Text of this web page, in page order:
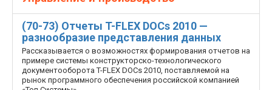
(70-73) Отчеты T-FLEX DOCs 2010 —
разнообразие представления данных
Рассказывается о возможностях формирования отчетов на
примере системы конструкторско-технологического
документооборота T-FLEX DOCs 2010, поставляемой на
рынок программного обеспечения российской компанией